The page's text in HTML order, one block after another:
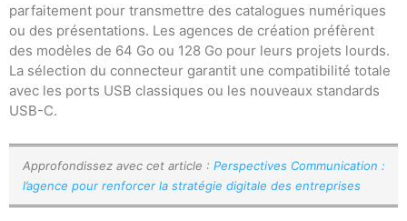
parfaitement pour transmettre des catalogues numériques
ou des présentations. Les agences de création préfèrent
des modèles de 64 Go ou 128 Go pour leurs projets lourds.
La sélection du connecteur garantit une compatibilité totale
avec les ports USB classiques ou les nouveaux standards
USB-C.
Approfondissez avec cet article : Perspectives Communication :
l’agence pour renforcer la stratégie digitale des entreprises